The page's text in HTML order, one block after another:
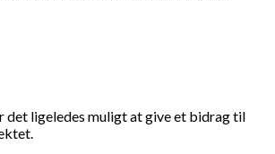
det ligeledes muligt at give et bidrag til